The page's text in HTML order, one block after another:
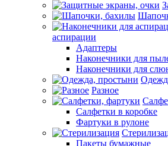
аспирации
Адаптеры
Наконечники для
Наконечники для
Разное
Салфетки в коробке
Фартуки в рулоне
Пакеты бумажные